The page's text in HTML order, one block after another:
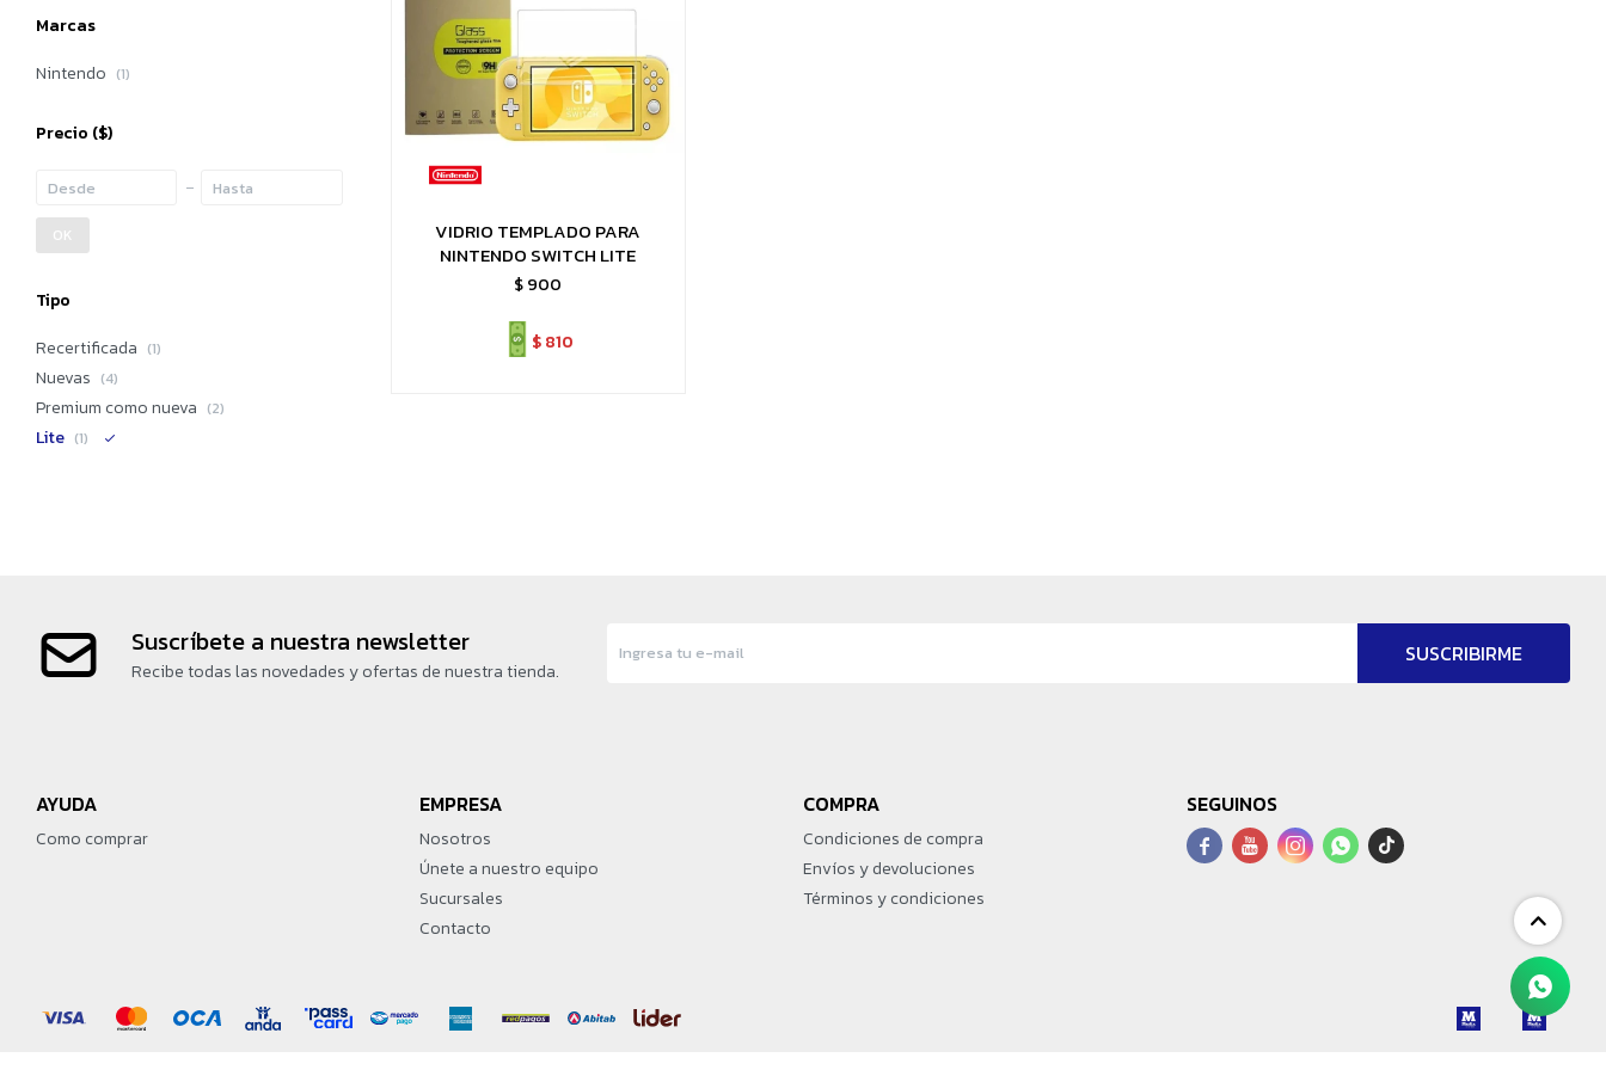
VIDRIO TEMPLADO PARA
NINTENDO SWITCH LITE
$900
$ 810
Marcas
Nintendo (1)
Precio ($)
OK
Tipo
Recertificada (1)
Nuevas (4)
Premium como nueva (2)
Lite (1)
Suscríbete a nuestra newsletter
Recibe todas las novedades y ofertas de nuestra tienda.
SUSCRIBIRME
AYUDA
Como comprar
EMPRESA
Nosotros
Únete a nuestro equipo
Sucursales
Contacto
COMPRA
Condiciones de compra
Envíos y devoluciones
Términos y condiciones
SEGUINOS
   